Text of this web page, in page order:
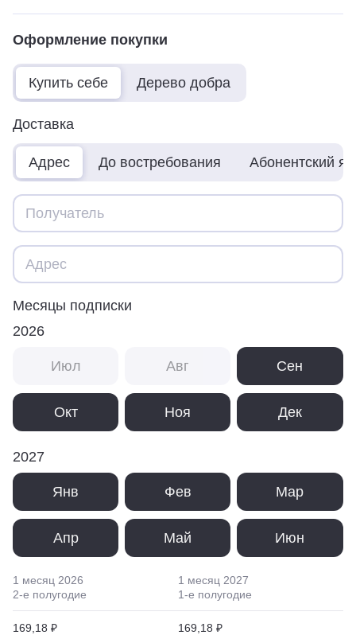
Оформление покупки
Купить себе Дерево добра
Доставка
Адрес До востребования Абонентский
Месяцы подписки
2026
Июл Авг Сен
Окт Ноя Дек
2027
Янв Фев Мар
Апр Май Июн
1 месяц 2026
2-е полугодие
169,18 ₽
1 месяц 2027
1-е полугодие
169,18 ₽